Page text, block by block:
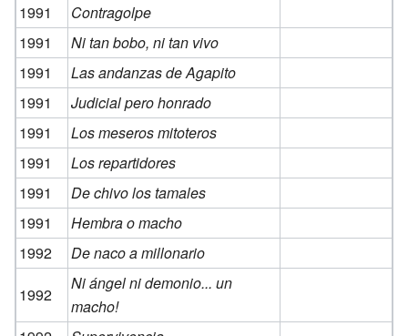
1991
Contragolpe
1991
Ni tan bobo, ni tan vivo
1991
Las andanzas de Agapito
1991
Judicial pero honrado
1991
Los meseros mitoteros
1991
Los repartidores
1991
De chivo los tamales
1991
Hembra o macho
1992
De naco a millonario
1992
Ni ángel ni demonio... un
macho!